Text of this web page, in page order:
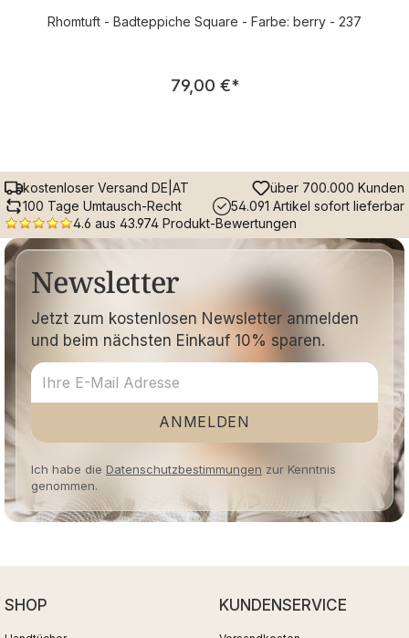
Rhomtuft - Badteppiche Square - Farbe: berry - 237
Regulärer Preis:
79,00 €*
kostenloser Versand DE|AT
über 700.000 Kunden
100 Tage Umtausch-Recht
54.091 Artikel sofort lieferbar
4.6 aus 43.974 Produkt-Bewertungen
Newsletter
Jetzt zum kostenlosen Newsletter anmelden
und beim nächsten Einkauf 10% sparen.
ANMELDEN
Ich habe die Datenschutzbestimmungen zur Kenntnis
genommen.
SHOP KUNDENSERVICE